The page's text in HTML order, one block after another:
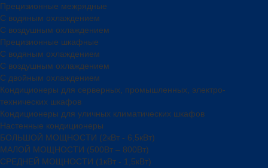
Прецизионные межрядные
С водяным охлаждением
С воздушным охлаждением
Прецизионные шкафные
С водяным охлаждением
С воздушным охлаждением
С двойным охлаждением
Кондиционеры для серверных, промышленных, электро-
технических шкафов
Кондиционеры для уличных климатических шкафов
Настенные кондиционеры
БОЛЬШОЙ МОЩНОСТИ (2кВт - 6,5кВт)
МАЛОЙ МОЩНОСТИ (500Вт – 800Вт)
СРЕДНЕЙ МОЩНОСТИ (1кВт - 1,5кВт)